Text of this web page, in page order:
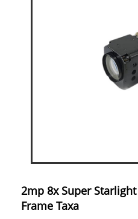
2mp 8x Super
Frame Taxa